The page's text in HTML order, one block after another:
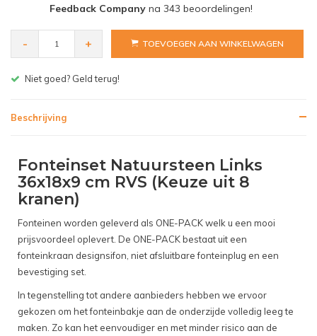
Feedback Companyna 343 beoordelingen!
- + TOEVOEGEN AAN WINKELWAGEN
Gratis bezorgen v.a. € 150,- (NL)
Beschrijving
Fonteinset Natuursteen Links
36x18x9 cm RVS (Keuze uit 8
kranen)
Fonteinen worden geleverd als ONE-PACK welk u een mooi
prijsvoordeel oplevert. De ONE-PACK bestaat uit een
fonteinkraan designsifon, niet afsluitbare fonteinplug en een
bevestiging set.
In tegenstelling tot andere aanbieders hebben we ervoor
gekozen om het fonteinbakje aan de onderzijde volledig leeg te
maken. Zo kan het eenvoudiger en met minder risico aan de